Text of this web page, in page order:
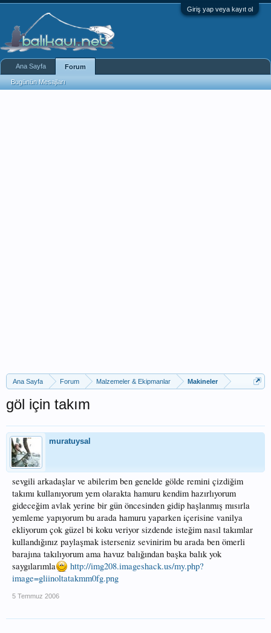
Giriş yap veya kayıt ol
Ana Sayfa Forum Malzemeler & Ekipmanlar Makineler
göl için takım
muratuysal
sevgili arkadaşlar ve abilerim ben genelde gölde remini çizdiğim
takımı kullanıyorum yem olarakta hamuru kendim hazırlıyorum
gideceğim avlak yerine bir gün öncesinden gidip haşlanmış mısırla
yemleme yapıyorum bu arada hamuru yaparken içerisine vanilya
ekliyorum çok güzel bi koku veriyor sizdende isteğim nasıl takımlar
kullandığınız paylaşmak isterseniz sevinirim bu arada ben ömerli
barajına takılıyorum ama havuz balığından başka balık yok
saygılarımla
http://img208.imageshack.us/my.php?
image=gliinoltatakmm0fg.png
5 Temmuz 2006
Ana Sayfa Forum
Bugünün Mesajları